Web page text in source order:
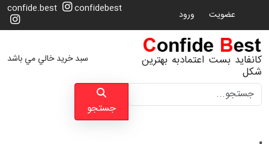
عضویت ورود confide.best confidebest
کانفاید بست اعتمادبه بهترین
شکل
جستجو
جستجو
سبد خرید خالي مي باشد